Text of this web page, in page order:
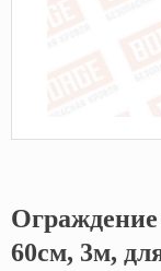
Кликните, чтобы
60см, 3м,